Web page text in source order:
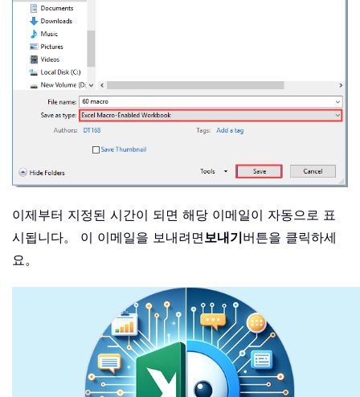
이제부터 지정된 시간이 되면 해당 이메일이 자동으로 표
시됩니다。 이 이메일을 보내려면보내기버튼을 클릭하세
요。